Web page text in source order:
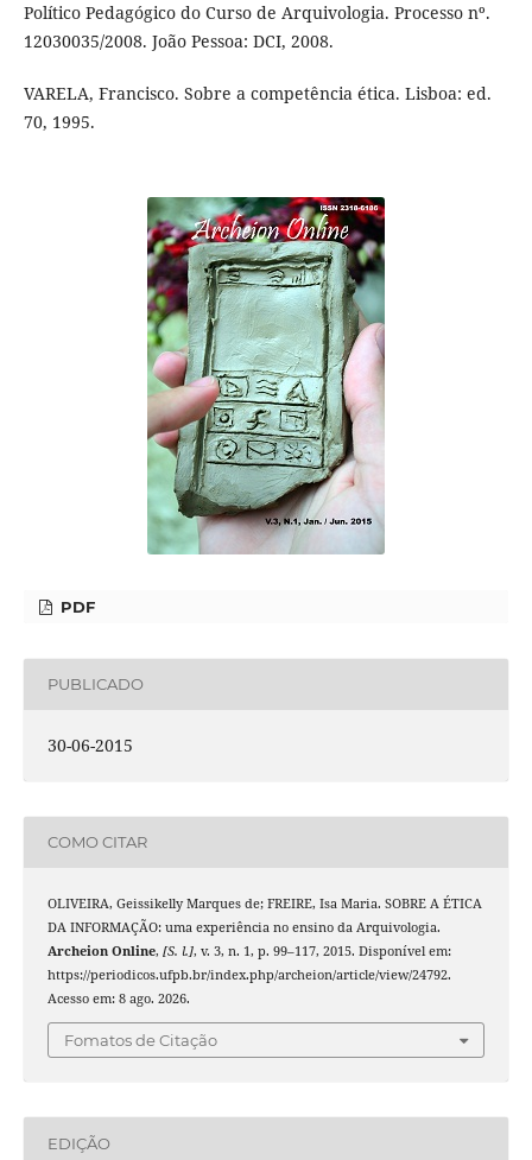
Político Pedagógico do Curso de Arquivologia. Processo nº.
12030035/2008. João Pessoa: DCI, 2008.
VARELA, Francisco. Sobre a competência ética. Lisboa: ed.
70, 1995.
PDF
PUBLICADO
30-06-2015
COMO CITAR
OLIVEIRA, Geissikelly Marques de; FREIRE, Isa Maria. SOBRE A ÉTICA
DA INFORMAÇÃO: uma experiência no ensino da Arquivologia.
Archeion Online, [S. l.], v. 3, n. 1, p. 99–117, 2015. Disponível em:
https://periodicos.ufpb.br/index.php/archeion/article/view/24792.
Acesso em: 8 ago. 2026.
Fomatos de Citação
EDIÇÃO